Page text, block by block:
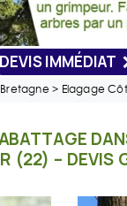
DEVIS IMMÉDIAT
Bretagne> Elagage
(22) – DEVIS